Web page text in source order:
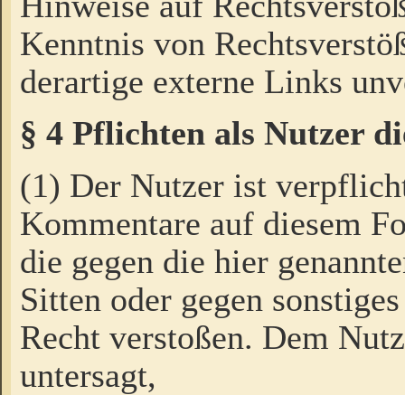
Kenntnis von
derartige externe Links
§ 4 Pflichten als Nutzer
(1) Der Nutzer ist
Kommentare auf diesem
die gegen die hier
Sitten oder gegen
Recht verstoßen. Dem
untersagt,